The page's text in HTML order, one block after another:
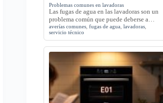
Problemas comunes en lavadoras
Las fugas de agua en las lavadoras son un
problema común que puede deberse a…
averías comunes ,fugas de agua ,lavadoras
servicio técnico